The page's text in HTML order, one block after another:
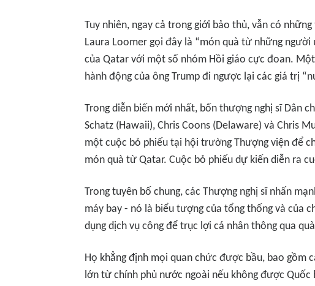
Tuy nhiên, ngay cả trong giới bảo thủ, vẫn có
Laura Loomer gọi đây là “món quà từ những người
của Qatar với một số nhóm Hồi giáo cực đoan.
hành động của ông Trump đi ngược lại các giá trị
Trong diễn biến mới nhất, bốn thượng nghị sĩ Dân
Schatz (Hawaii), Chris Coons (Delaware) và Chris
một cuộc bỏ phiếu tại hội trường Thượng viện để
món quà từ Qatar. Cuộc bỏ phiếu dự kiến diễn ra
Trong tuyên bố chung, các Thượng nghị sĩ nhấn
máy bay - nó là biểu tượng của tổng thống và của
dụng dịch vụ công để trục lợi cá nhân thông qua
Họ khẳng định mọi quan chức được bầu, bao gồm
lớn từ chính phủ nước ngoài nếu không được